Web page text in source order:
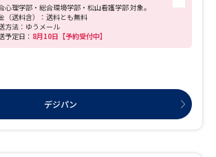
心理学部・総合環境学部・松山看護学部 対象。
（送料含）：送料とも無料
方法：ゆうメール
予定日： 8月10日【予約受付中】
デジパン